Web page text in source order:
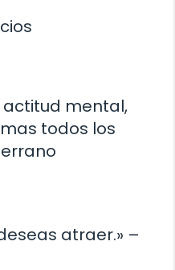
actitud mental,
todos los
atraer.» –